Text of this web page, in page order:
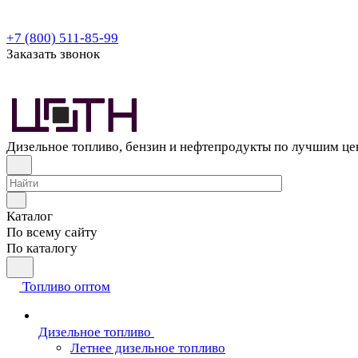
+7 (800) 511-85-99
Заказать звонок
Дизельное топливо, бензин и нефтепродукты по лучшим
Каталог
По всему сайту
По каталогу
Топливо оптом
Дизельное топливо
Летнее дизельное топливо